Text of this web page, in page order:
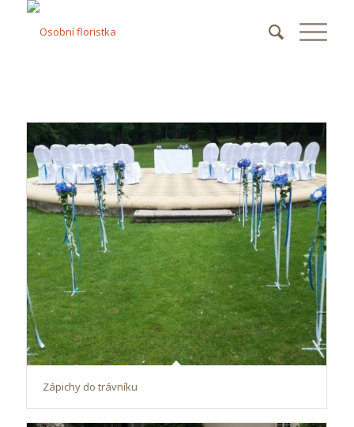
Zápichy do trávníku